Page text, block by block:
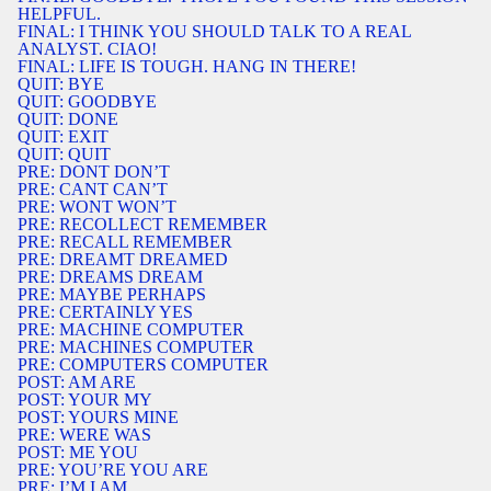
HELPFUL.
FINAL: I THINK YOU SHOULD TALK TO A REAL
ANALYST. CIAO!
FINAL: LIFE IS TOUGH. HANG IN THERE!
QUIT: BYE
QUIT: GOODBYE
QUIT: DONE
QUIT: EXIT
QUIT: QUIT
PRE: DONT DON’T
PRE: CANT CAN’T
PRE: WONT WON’T
PRE: RECOLLECT REMEMBER
PRE: RECALL REMEMBER
PRE: DREAMT DREAMED
PRE: DREAMS DREAM
PRE: MAYBE PERHAPS
PRE: CERTAINLY YES
PRE: MACHINE COMPUTER
PRE: MACHINES COMPUTER
PRE: COMPUTERS COMPUTER
POST: AM ARE
POST: YOUR MY
POST: YOURS MINE
PRE: WERE WAS
POST: ME YOU
PRE: YOU’RE YOU ARE
PRE: I’M I AM